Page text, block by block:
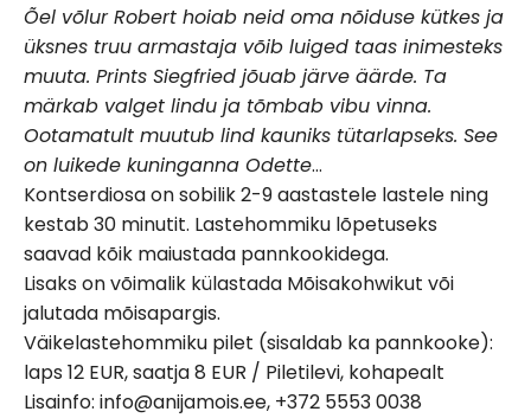
Õel võlur Robert hoiab neid oma nõiduse kütkes ja
üksnes truu armastaja võib luiged taas inimesteks
muuta. Prints Siegfried jõuab järve äärde. Ta
märkab valget lindu ja tõmbab vibu vinna.
Ootamatult muutub lind kauniks tütarlapseks. See
on luikede kuninganna Odette…
Kontserdiosa on sobilik 2-9 aastastele lastele ning
kestab 30 minutit. Lastehommiku lõpetuseks
saavad kõik maiustada pannkookidega.
Lisaks on võimalik külastada Mõisakohwikut või
jalutada mõisapargis.
Väikelastehommiku pilet (sisaldab ka pannkooke):
laps 12 EUR, saatja 8 EUR / Piletilevi, kohapealt
Lisainfo: info@anijamois.ee, +372 5553 0038